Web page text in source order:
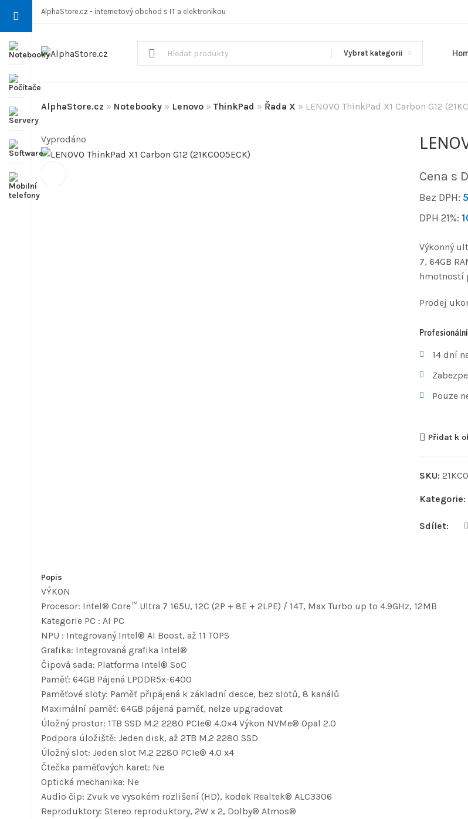
AlphaStore.cz - internetový obchod s IT a elektronikou
Vybrat kategorii
AlphaStore.cz » Notebooky » Lenovo »ThinkPad » Řada X » LENOVO ThinkPad X1 Carbon G12
Vyprodáno
Cena s
Bez DPH:
DPH 21%:
Výkonný
7, 64GB
hmotností
Prodej
14 dní
Pouze
Přidat k
SKU:
Kategorie:
Sdílet:
Popis
VÝKON
Procesor: Intel® Core™ Ultra 7 165U, 12C (2P + 8E + 2LPE) / 14T, Max Turbo up to 4.9GHz, 12MB
Kategorie PC : AI PC
NPU : Integrovaný Intel® AI Boost, až 11 TOPS
Grafika: Integrovaná grafika Intel®
Čipová sada: Platforma Intel® SoC
Paměť: 64GB Pájená LPDDR5x-6400
Paměťové sloty: Paměť připájená k základní desce, bez slotů, 8 kanálů
Maximální paměť: 64GB pájená paměť, nelze upgradovat
Úložný prostor: 1TB SSD M.2 2280 PCIe® 4.0×4 Výkon NVMe® Opal 2.0
Podpora úložiště: Jeden disk, až 2TB M.2 2280 SSD
Úložný slot: Jeden slot M.2 2280 PCIe® 4.0 x4
Čtečka paměťových karet: Ne
Optická mechanika: Ne
Audio čip: Zvuk ve vysokém rozlišení (HD), kodek Realtek® ALC3306
Reproduktory: Stereo reproduktory, 2W x 2, Dolby® Atmos®